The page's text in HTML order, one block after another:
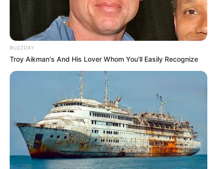
BUZZDAY
Troy Aikman's And His Lover Whom You'll Easily Recognize